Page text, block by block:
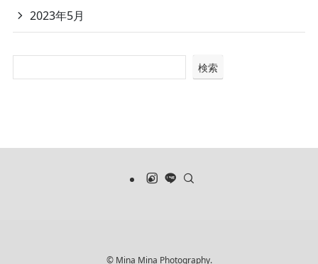
2023年5月
検索
©Mina Mina Photography.